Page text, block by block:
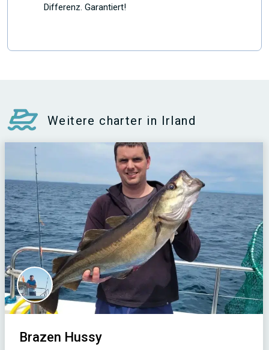
Differenz. Garantiert!
Weitere charter in Irland
Brazen Hussy